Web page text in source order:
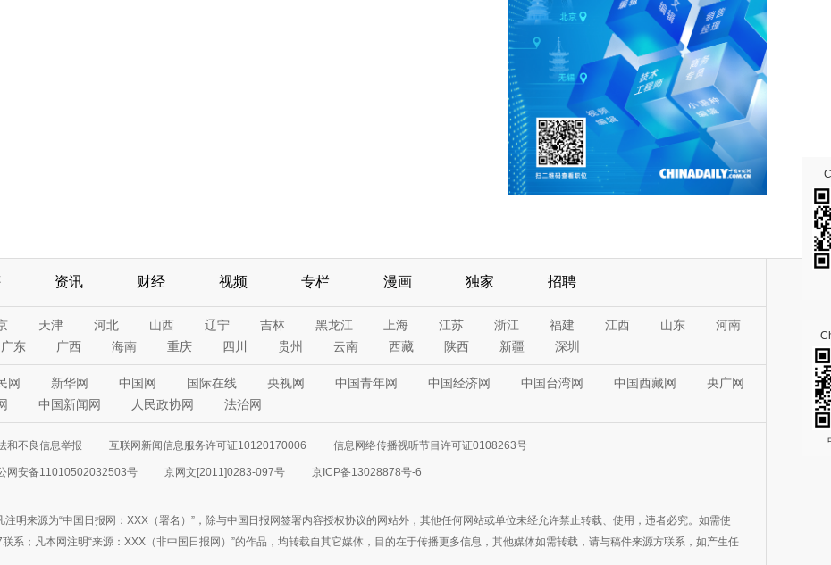
资讯 财经 视频 专栏 漫画 独家 招聘
天津 河北 山西 辽宁 吉林 黑龙江 上海 江苏 浙江 福建 江西 山东
河南
广东 广西 海南 重庆 四川 贵州 云南 西藏 陕西 新疆 深圳
网 新华网 中国网 国际在线 央视网 中国青年网 中国经济网 中国台湾网 中国西藏网
央广网
中国新闻网 人民政协网 法治网
和不良信息举报 互联网新闻信息服务许可证10120170006 信息网络传播视听节目许可证0108263号
网安备11010502032503号 京网文[2011]0283-097号 京ICP备13028878号-6
注明来源为“中国日报网：XXX（署名）”，除与中国日报网签署内容授权协议的网站外，其他任何网站或单位未经允许禁止转载、使用，违者必究。如需使
系；凡本网注明“来源：XXX（非中国日报网）”的作品，均转载自其它媒体，目的在于传播更多信息，其他媒体如需转载，请与稿件来源方联系，如产生任